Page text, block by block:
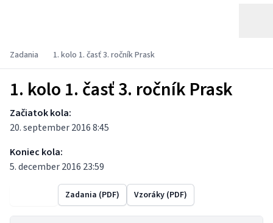
Zadania 1. kolo 1. časť 3. ročník Prask
1. kolo 1. časť 3. ročník Prask
Začiatok kola:
20. september 2016 8:45
Koniec kola:
5. december 2016 23:59
Zadania (PDF) Vzoráky (PDF)